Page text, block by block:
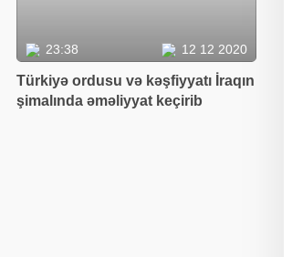
23:38 12 12 2020
Türkiyə ordusu və kəşfiyyatı İraqın
şimalında əməliyyat keçirib